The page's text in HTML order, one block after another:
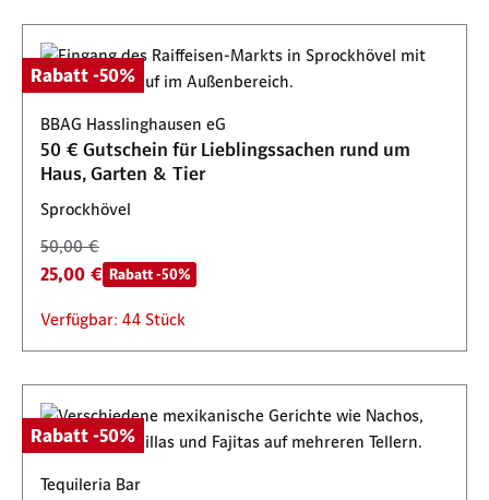
Rabatt -50%
BBAG Hasslinghausen eG
50 € Gutschein für Lieblingssachen rund um
Haus, Garten & Tier
Sprockhövel
50,00 €
25,00 € Rabatt -50%
Verfügbar: 44 Stück
Rabatt -50%
Tequileria Bar